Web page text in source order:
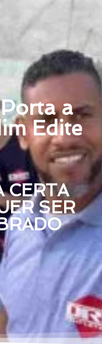
a
Edite
CERTA
SER